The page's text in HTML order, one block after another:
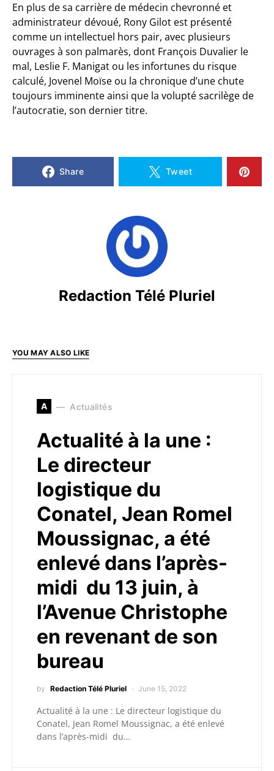
En plus de sa carrière de médecin chevronné et
administrateur dévoué, Rony Gilot est présenté
comme un intellectuel hors pair, avec plusieurs
ouvrages à son palmarès, dont François Duvalier le
mal, Leslie F. Manigat ou les infortunes du risque
calculé, Jovenel Moïse ou la chronique d’une chute
toujours imminente ainsi que la volupté sacrilège de
l’autocratie, son dernier titre.
Share Tweet
Redaction Télé Pluriel
YOU MAY ALSO LIKE
A Actualités
Actualité à la une :
Le directeur
logistique du
Conatel, Jean Romel
Moussignac, a été
enlevé dans l’après-
midi du 13 juin, à
l’Avenue Christophe
en revenant de son
bureau
by Redaction Télé Pluriel June 15, 2022
Actualité à la une : Le directeur logistique du
Conatel, Jean Romel Moussignac, a été enlevé
dans l’après-midi du…